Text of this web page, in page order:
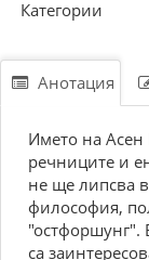
Категории
Анотация
Името на Асен
речниците и
не ще липсва
философия,
"остфоршунг".
са